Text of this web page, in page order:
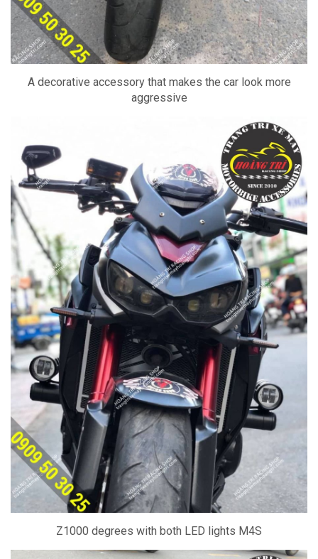
A decorative accessory that makes the car look more
aggressive
Z1000 degrees with both LED lights M4S